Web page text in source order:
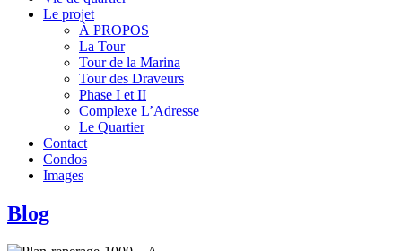
Le projet
À PROPOS
La Tour
Tour de la Marina
Tour des Draveurs
Phase I et II
Complexe L’Adresse
Le Quartier
Contact
Condos
Images
Blog